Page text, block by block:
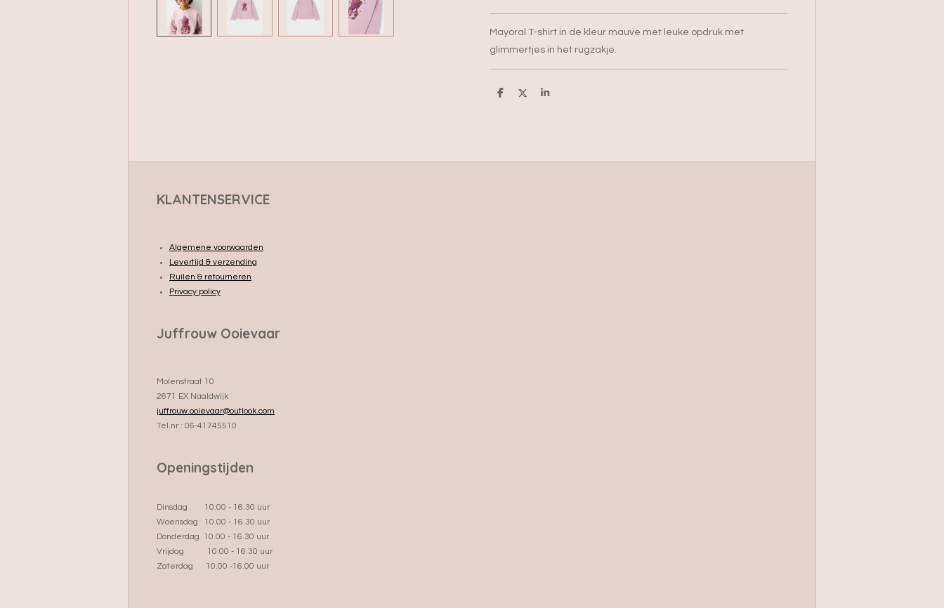
Mayoral T-shirt in de kleur mauve met leuke opdruk met
glimmertjes in het rugzakje.
D
D
S
KLANTENSERVICE
Algemene voorwaarden
Levertijd & verzending
Ruilen & retourneren
Privacy policy
Juffrouw Ooievaar
Molenstraat 10
2671 EX Naaldwijk
juffrouw.ooievaar@outlook.com
Tel.nr : 06-41745510
Openingstijden
Dinsdag 10.00 - 16.30 uur
Woensdag 10.00 - 16.30 uur
Donderdag 10.00 - 16.30 uur
Vrijdag 10.00 - 16.30 uur
Zaterdag 10.00 -16.00 uur